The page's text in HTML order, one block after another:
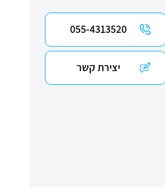
055-4313520
יצירת קשר